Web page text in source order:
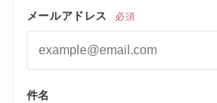
メールアドレス 必須
件名